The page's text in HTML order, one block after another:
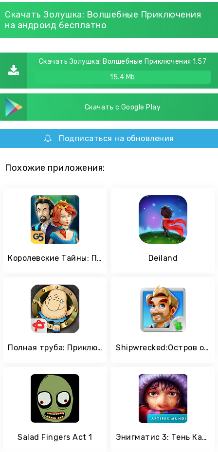
Скачать Золушка: Волшебные Приключения
на андроид бесплатно
Скачать Золушка: Волшебные Приключения 1.57
15.4 Mb
Скачать с Google Play
Подписаться на обновления
Похожие приложения:
Королевские Тайны: Приключения Наследников Deiland
Полная труба: Приключения Дяди Shipwrecked:Остров остров
Salad Fingers Act 1 Энигматис 3: Тень Кархалы (Full)